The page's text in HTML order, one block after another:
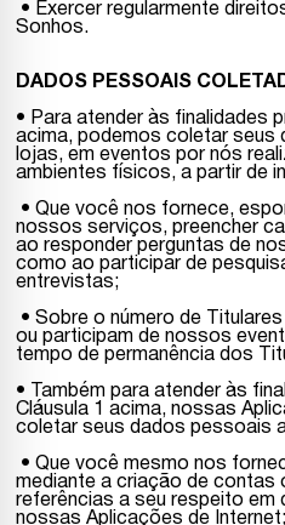
• Exercer regularmente
Sonhos.
DADOS PESSOAIS
• Para atender às finalidades
acima, podemos coletar seus
lojas, em eventos por nós
ambientes físicos, a partir de
• Que você nos fornece,
nossos serviços, preencher
ao responder perguntas de
como ao participar de
entrevistas;
• Sobre o número de
ou participam de nossos
tempo de permanência dos
• Também para atender às
Cláusula 1 acima, nossas
coletar seus dados pessoais
• Que você mesmo nos
mediante a criação de contas
referências a seu respeito em
nossas Aplicações de Internet;